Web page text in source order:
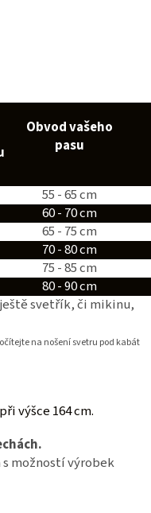
Obvod vašeho
pasu
55 - 65 cm
60 - 70 cm
65 - 75 cm
70 - 80 cm
75 - 85 cm
80 - 90 cm
svetřík, či mikinu,
na nošení svetru pod kabát
výšce 164 cm.
možností výrobek